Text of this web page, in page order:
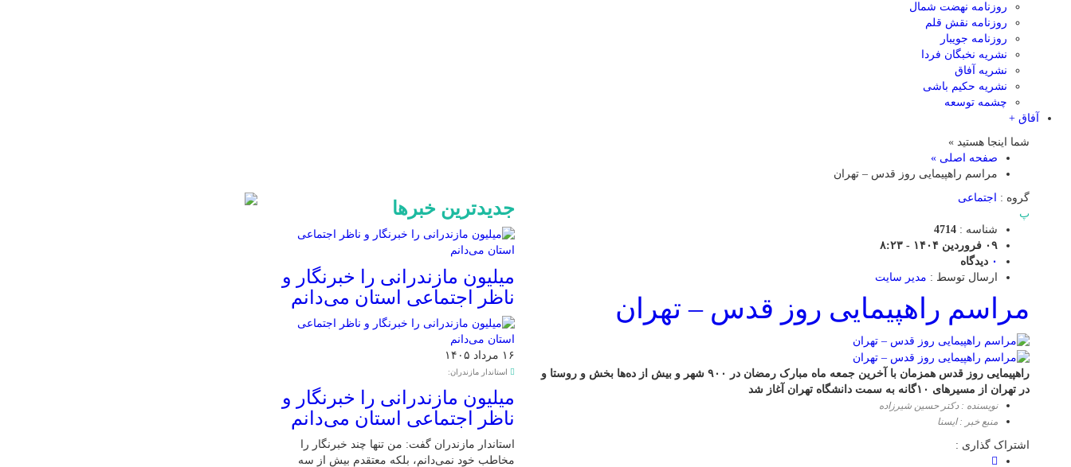
روزنامه نهضت شمال
روزنامه نقش قلم
روزنامه جویبار
نشریه نخبگان فردا
نشریه آفاق
نشریه حکیم باشی
چشمه توسعه
آفاق +
شما اینجا هستید »
صفحه اصلی »
مراسم راهپیمایی روز قدس – تهران
گروه :
اجتماعی
پ
شناسه : 4714
۰۹ فروردین ۱۴۰۴ - ۸:۲۳
۰ دیدگاه
ارسال توسط : مدیر سایت
مراسم راهپیمایی روز قدس – تهران
راهپیمایی روز قدس همزمان با آخرین جمعه ماه مبارک رمضان در ۹۰۰ شهر و بیش از ده‌ها بخش و روستا و
در تهران از مسیرهای ۱۰گانه به سمت دانشگاه تهران آغاز شد
نویسنده : دکتر حسین شیرزاده
منبع خبر : ایسنا
اشتراک گذاری :
جدیدترین خبرها
میلیون مازندرانی را خبرنگار و
ناظر اجتماعی استان می‌دانم
۱۶ مرداد ۱۴۰۵
استاندار مازندران:
میلیون مازندرانی را خبرنگار و
ناظر اجتماعی استان می‌دانم
استاندار مازندران گفت: من تنها چند خبرنگار را
مخاطب خود نمی‌دانم، بلکه معتقدم بیش از سه